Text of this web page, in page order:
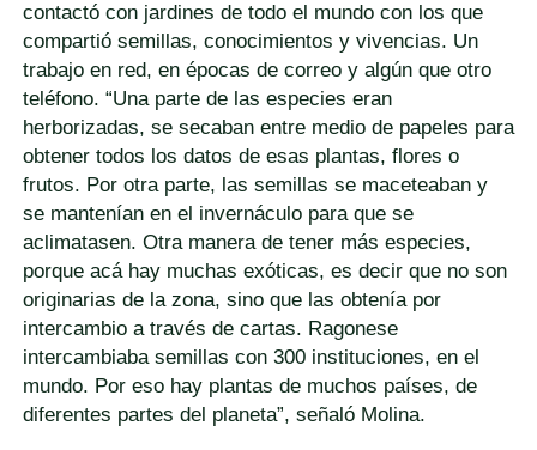
contactó con jardines de todo el mundo con los que
compartió semillas, conocimientos y vivencias. Un
trabajo en red, en épocas de correo y algún que otro
teléfono. “Una parte de las especies eran
herborizadas, se secaban entre medio de papeles para
obtener todos los datos de esas plantas, flores o
frutos. Por otra parte, las semillas se maceteaban y
se mantenían en el invernáculo para que se
aclimatasen. Otra manera de tener más especies,
porque acá hay muchas exóticas, es decir que no son
originarias de la zona, sino que las obtenía por
intercambio a través de cartas. Ragonese
intercambiaba semillas con 300 instituciones, en el
mundo. Por eso hay plantas de muchos países, de
diferentes partes del planeta”, señaló Molina.